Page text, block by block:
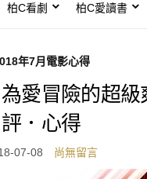
柏C看劇 柏C愛讀書
年7月電影心得
愛冒險的超
評．心得
07-08 尚無留言